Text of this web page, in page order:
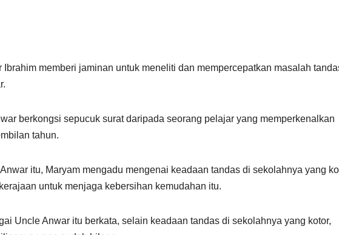
Ibrahim memberi jaminan untuk meneliti dan mempercepatkan masalah
berkongsi sepucuk surat daripada seorang pelajar yang memperkenalkan
tahun.
itu, Maryam mengadu mengenai keadaan tandas di sekolahnya yang
untuk menjaga kebersihan kemudahan itu.
Uncle Anwar itu berkata, selain keadaan tandas di sekolahnya yang kotor,